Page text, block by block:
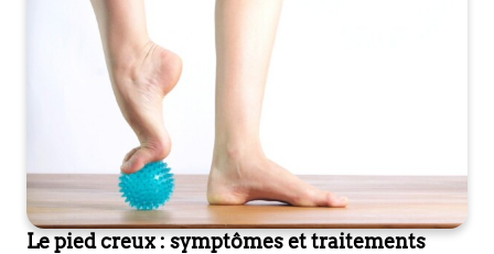
Le pied creux : symptômes et traitements